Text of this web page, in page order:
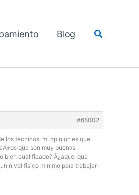
Blog Buscar
#68002
los tecnicos, mi opinion es que
que son muy buenos
bien cualificado? Â¿aquel que
nivel fisico minimo para trabajar